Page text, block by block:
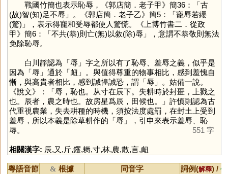
戰國竹簡也表示恥辱，《郭店簡．老子甲》簡36：「古
(故)智(知)足不辱」。《郭店簡．老子乙》簡5：「寵辱若纓
(驚)」，表示得寵和受辱都使人驚慌。《上博竹書二．從政
甲》簡6：「不共(恭)則亡(無)以敘(除)辱」，意謂不恭敬則無法
免除恥辱。
白川靜認為「辱 」字之所以有了恥辱、羞辱之義，似乎是
因為「辱 」通於「衄 」。與值得尊重的物事相比，感到羞愧自
慚，與高貴者相比，感到誠惶誠恐，謂「辱 」。姑備一說。
《說文》：「辱，恥也。从寸在辰下。失耕時於封畺，上戮之
也。辰者，農之時也。故房星爲辰，田候也。」許慎則認為古
代重視農業，失去耕種的時機，須按法度處罰，在封土上受到
羞辱，所以本義是除草耕作的「辱 」，引申來表示羞辱、恥
辱。
551 字
相關漢字: 辰,又,斤,钁,耨,寸,林,農,散,言,衄
粵語音節 & 根據 同音字 詞例(解釋) /